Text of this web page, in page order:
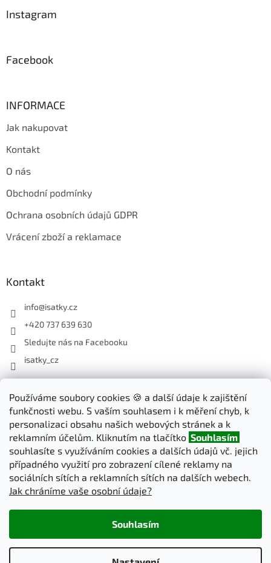
Používáme soubory cookies 🍪 a další údaje k zajištění
funkčnosti webu. S vaším souhlasem i k měření chyb, k
personalizaci obsahu našich webových stránek a k
reklamním účelům. Kliknutím na tlačítko Souhlasím
souhlasíte s využíváním cookies a dalších údajů vč. jejich
případného využití pro zobrazení cílené reklamy na
sociálních sítích a reklamních sítích na dalších webech.
Jak chráníme vaše osobní údaje?
Souhlasím
Instagram
Facebook
INFORMACE
Jak nakupovat
Kontakt
O nás
Obchodní podmínky
Ochrana osobních údajů GDPR
Vrácení zboží a reklamace
Kontakt
info@isatky.cz
+420 737 639 630
Sledujte nás na Facebooku
isatky_cz
Odebírat newsletter
Vložte svůj e-mail a my vám budeme zasílat informace o nových
produktech na našem e-shopu.
E-mail
PŘIHLÁSIT SE